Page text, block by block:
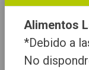
Alimentos
*Debido a
No